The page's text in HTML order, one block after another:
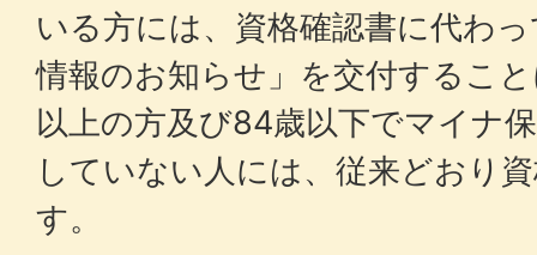
いる方には、資格確認書に代わ
情報のお知らせ」を交付するこ
以上の方及び84歳以下でマイナ
していない人には、従来どおり
す。